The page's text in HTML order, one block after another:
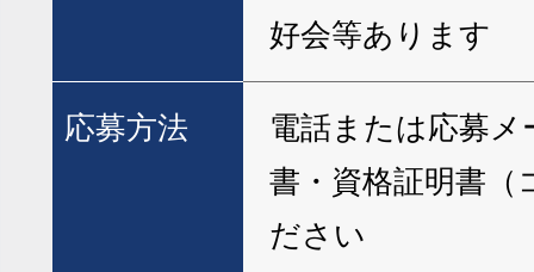
好会等あります
応募方法
電話または応募メ
書・資格証明書（
ださい